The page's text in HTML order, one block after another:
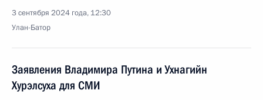
3 сентября 2024 года, 12:30
Улан-Батор
Заявления Владимира Путина и Ухнагийн
Хурэлсуха для СМИ